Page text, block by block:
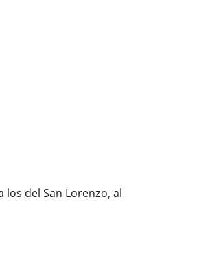
del San Lorenzo, al